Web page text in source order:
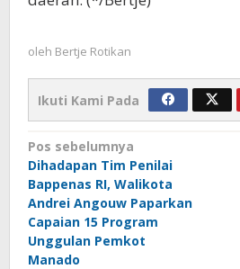
oleh Bertje Rotikan
Ikuti Kami Pada
Navigasi
pos
Pos sebelumnya
Dihadapan Tim Penilai
Bappenas RI, Walikota
Andrei Angouw Paparkan
Capaian 15 Program
Unggulan Pemkot
Manado